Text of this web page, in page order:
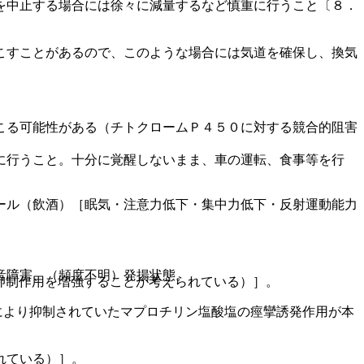
可能性がある（チトクロームＰ４５０に対する競合的阻害
（飲酒）［眠気・注意力低下・集中力低下・反射運動能力
作用を増強することが考えられている）］。
り抑制されていたマプロチリン塩酸塩の痙攣誘発作用が本
いる）］。
止する場合には徐々に減量するなど慎重に行うこと〔８．
ことがあるので、このような場合には気道を確保し、換気
うこと。十分に覚醒しないまま、車の運転、食事等を行
害、（頻度不明）発揚状態。